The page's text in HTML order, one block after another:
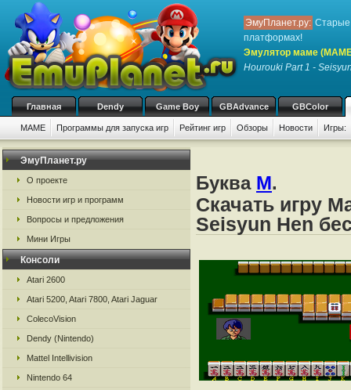
ЭмуПланет.ру: Старые
платформах!
Эмулятор маме
Hourouki Part 1 -
Главная Dendy Game Boy GBAdvance GBColor
MAME Программы для запуска игр Рейтинг игр Обзоры Новости Игры:
ЭмуПланет.ру
О проекте
Новости игр и программ
Вопросы и предложения
Мини Игры
Консоли
Atari 2600
Atari 5200, Atari 7800, Atari Jaguar
ColecoVision
Dendy (Nintendo)
Mattel Intellivision
Nintendo 64
Буква M.
Скачать игру
Seisyun Hen